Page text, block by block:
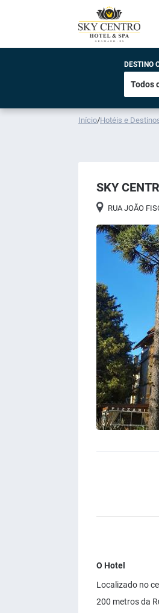
DESTINO
Início/Hotéis e
SKY
RUA JOÃO
O Hotel
Localizado no
200 metros da